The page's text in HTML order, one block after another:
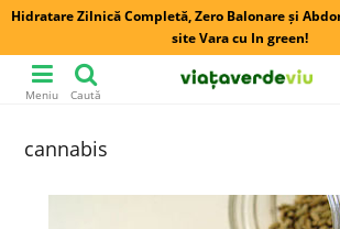
Hidratare Zilnică Completă, Zero Balonare și
site Vara cu In green!
Meniu Caută
cannabis